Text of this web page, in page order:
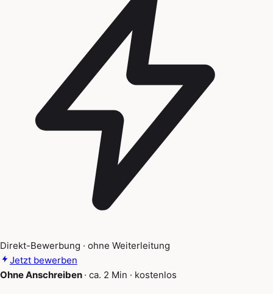
Direkt-Bewerbung · ohne Weiterleitung
Jetzt bewerben
Ohne Anschreiben · ca. 2 Min · kostenlos